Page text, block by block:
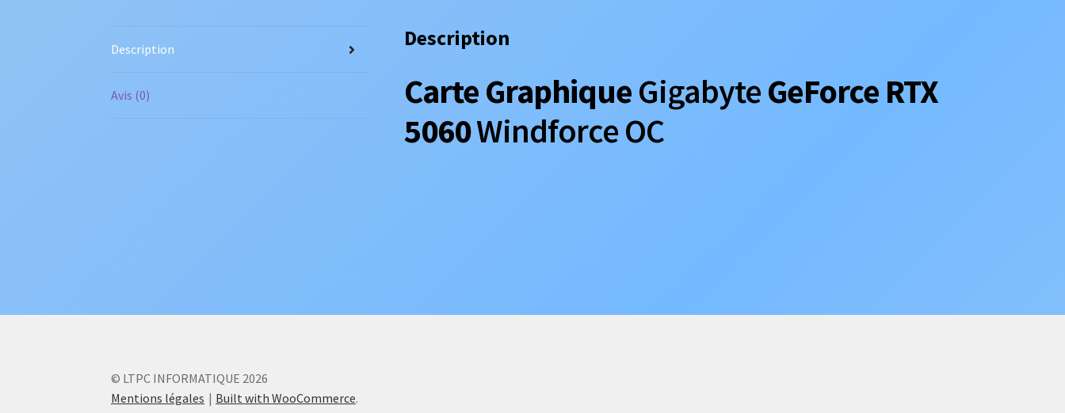
Description
Avis (0)
Description
Carte GraphiqueGigabyteGeForce RTX
5060Windforce OC
© LTPC INFORMATIQUE 2026
Mentions légales
Built with WooCommerce.